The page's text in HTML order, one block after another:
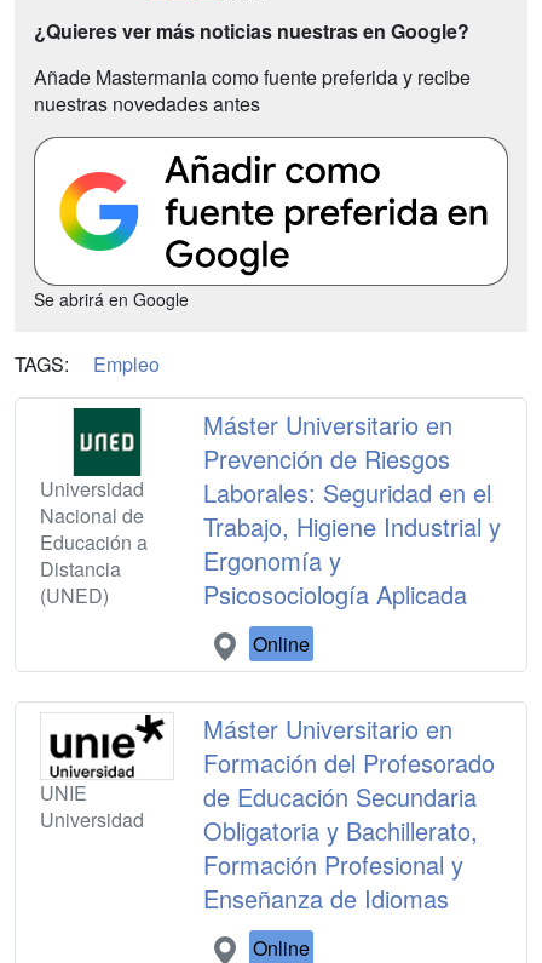
¿Quieres ver más noticias nuestras en Google?
Añade Mastermania como fuente preferida y recibe
nuestras novedades antes
Se abrirá en Google
TAGS: Empleo
Universidad
Nacional de
Educación a
Distancia
(UNED)
Máster Universitario en
Prevención de Riesgos
Laborales: Seguridad en el
Trabajo, Higiene Industrial y
Ergonomía y
Psicosociología Aplicada
Online
UNIE
Universidad
Máster Universitario en
Formación del Profesorado
de Educación Secundaria
Obligatoria y Bachillerato,
Formación Profesional y
Enseñanza de Idiomas
Online